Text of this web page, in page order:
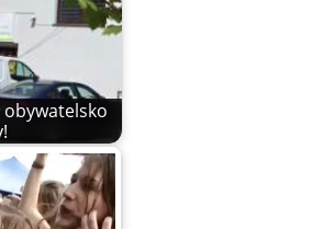
obywatelsko